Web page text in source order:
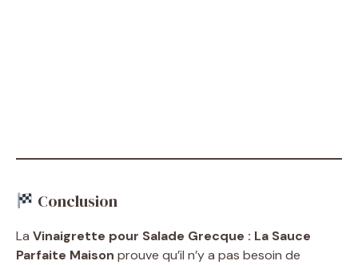
Conclusion
La Vinaigrette pour Salade Grecque : La Sauce
Parfaite Maison prouve qu’il n’y a pas besoin de